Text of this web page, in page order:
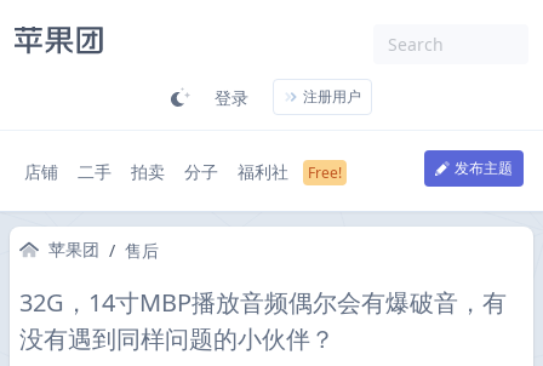
登录 注册用户
店铺 二手 拍卖 分子 福利社 发布主题
苹果团 / 售后
32G，14寸MBP播放音频偶尔会有爆破音，有
没有遇到同样问题的小伙伴？